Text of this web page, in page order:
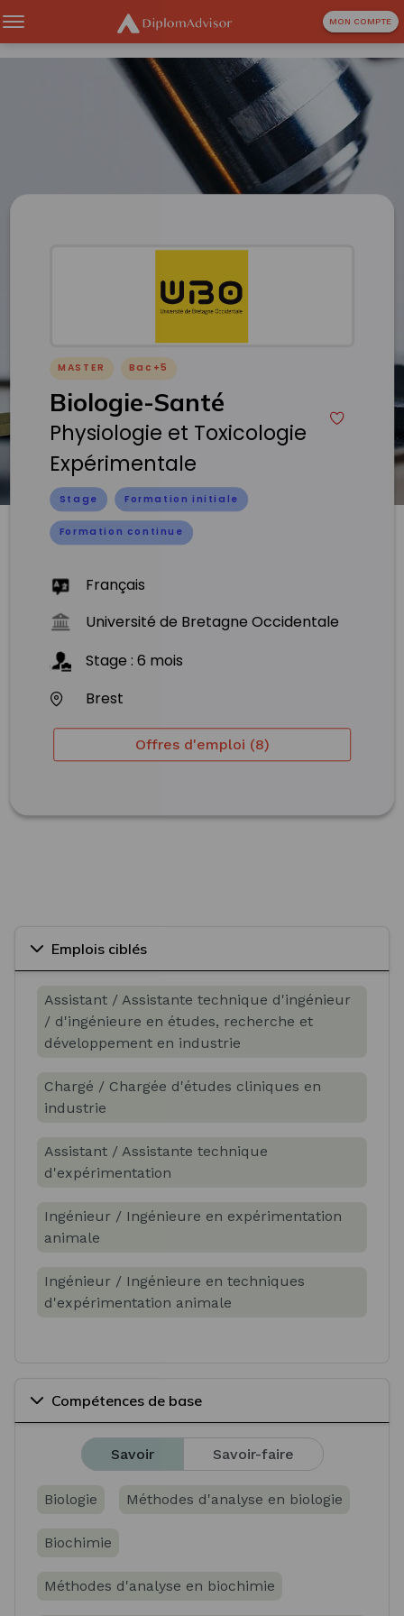
MON COMPTE
MASTER Bac+5
Biologie-Santé
Physiologie et Toxicologie
Expérimentale
Stage Formation initiale
Formation continue
Français
Université de Bretagne Occidentale
Stage :6 mois
Brest
Offres d'emploi (8)
Emplois ciblés
Assistant / Assistante technique d'ingénieur
/ d'ingénieure en études, recherche et
développement en industrie
Chargé / Chargée d'études cliniques en
industrie
Assistant / Assistante technique
d'expérimentation
Ingénieur / Ingénieure en expérimentation
animale
Ingénieur / Ingénieure en techniques
d'expérimentation animale
Compétences de base
Savoir Savoir-faire
Biologie Méthodes d'analyse en biologie
Biochimie
Méthodes d'analyse en biochimie